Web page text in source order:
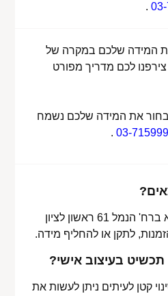
.
המידה שלכם במקרה של
לכם מדריך מפורט
את המידה שלכם נשמח
03-
.
הסטודיו שלנו נמצא ברח' הנמל 61 ראשון לציון
לתקן או להחליף מידה.
תכשיט בעיצוב אישי?
קטן לעיתים ניתן לעשות את